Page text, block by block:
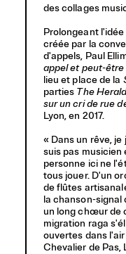
des collages
Prolongeant
créée par la
d'appels, Paul
appel et peut-
lieu et place de la
parties The
sur un cri de rue
Lyon, en 2017.
« Dans un rêve,
suis pas musicien
personne ici ne
tous jouer. D'un
de flûtes
la chanson-signal
un long chœur de
migration raga
ouvertes dans
Chevalier de Pas,